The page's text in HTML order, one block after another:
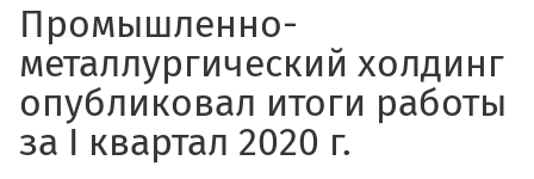
Промышленно-
металлургический холдинг
опубликовал итоги работы
за I квартал 2020 г.